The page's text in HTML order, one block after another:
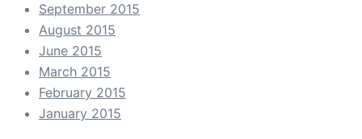
September 2015
August 2015
June 2015
March 2015
February 2015
January 2015